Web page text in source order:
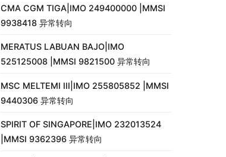
CMA CGM TIGA|IMO 249400000 |MMSI
9938418 异常转向
MERATUS LABUAN BAJO|IMO
525125008 |MMSI 9821500 异常转向
MSC MELTEMI III|IMO 255805852 |MMSI
9440306 异常转向
SPIRIT OF SINGAPORE|IMO 232013524
|MMSI 9362396 异常转向